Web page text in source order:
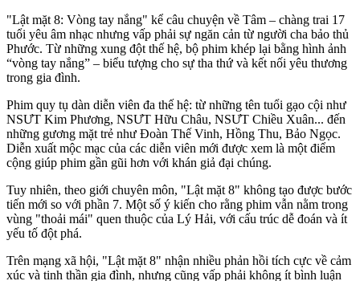
"Lật mặt 8: Vòng tay nắng" kể câu chuyện về Tâm – chàng trai 17
tuổi yêu âm nhạc nhưng vấp phải sự ngăn cản từ người cha bảo thủ
Phước. Từ những xung đột thế hệ, bộ phim khép lại bằng hình ảnh
“vòng tay nắng” – biểu tượng cho sự tha thứ và kết nối yêu thương
trong gia đình.
Phim quy tụ dàn diễn viên đa thế hệ: từ những tên tuổi gạo cội như
NSƯT Kim Phương, NSƯT Hữu Châu, NSƯT Chiều Xuân... đến
những gương mặt trẻ như Đoàn Thế Vinh, Hồng Thu, Bảo Ngọc.
Diễn xuất mộc mạc của các diễn viên mới được xem là một điểm
cộng giúp phim gần gũi hơn với khán giả đại chúng.
Tuy nhiên, theo giới chuyên môn, "Lật mặt 8" không tạo được bước
tiến mới so với phần 7. Một số ý kiến cho rằng phim vẫn nằm trong
vùng "thoải mái" quen thuộc của Lý Hải, với cấu trúc dễ đoán và ít
yếu tố đột phá.
Trên mạng xã hội, "Lật mặt 8" nhận nhiều phản hồi tích cực về cảm
xúc và tinh thần gia đình, nhưng cũng vấp phải không ít bình luận